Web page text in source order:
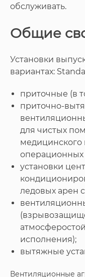
обслуживать.
Общие
Установки
вариантах:
приточные (в
приточно-
для чистых
медицинского
операционных
установки
ледовых арен
исполнения);
вытяжные
Вентиляционные